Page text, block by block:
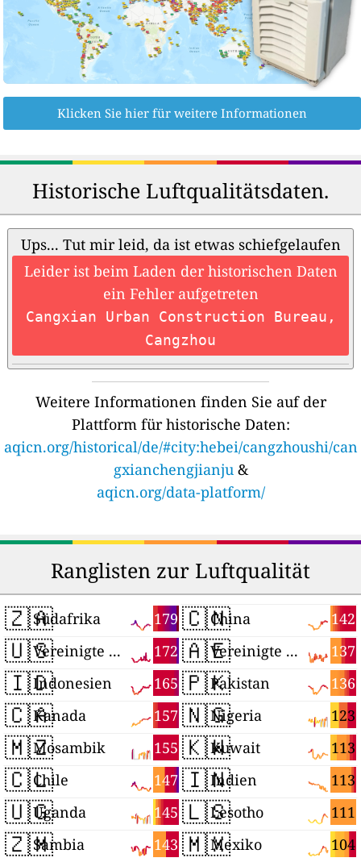
Klicken Sie hier für weitere Informationen
Historische Luftqualitätsdaten.
Ups... Tut mir leid, da ist etwas schiefgelaufen
Leider ist beim Laden der historischen Daten
ein Fehler aufgetreten
Cangxian Urban Construction Bureau,
Cangzhou
Weitere Informationen finden Sie auf der
Plattform für historische Daten:
aqicn.org/historical/de/#city:hebei/cangzhoushi/can
gxianchengjianju&
aqicn.org/data-platform/
Ranglisten zur Luftqualität
🇿🇦 179
Südafrika
🇺🇸 172
Vereinigte Staaten
🇮🇩 165
Indonesien
🇨🇦 157
Kanada
🇲🇿 155
Mosambik
🇨🇱 147
Chile
🇺🇬 145
Uganda
🇿🇲 143
Sambia
🇨🇳 142
China
🇦🇪 137
Vereinigte Arabische Emirate
🇵🇰 136
Pakistan
🇳🇬 123
Nigeria
🇰🇼 113
Kuwait
🇮🇳 113
Indien
🇱🇸 111
Lesotho
🇲🇽 104
Mexiko